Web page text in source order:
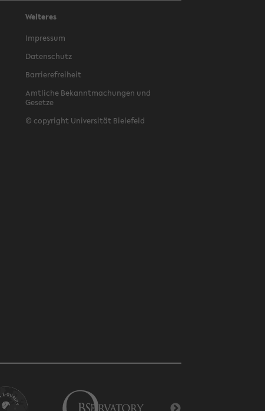
Weiteres
Impressum
Datenschutz
Barrierefreiheit
Amtliche Bekanntmachungen und
Gesetze
© copyright Universität Bielefeld